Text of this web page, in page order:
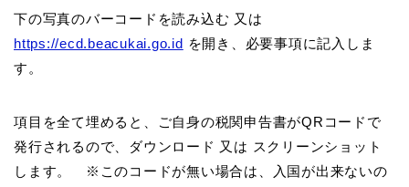
下の写真のバーコードを読み込む 又は
https://ecd.beacukai.go.id を開き、必要事項に記入しま
す。
項目を全て埋めると、ご自身の税関申告書がQRコードで
発行されるので、ダウンロード 又は スクリーンショット
します。 ※このコードが無い場合は、入国が出来ないの